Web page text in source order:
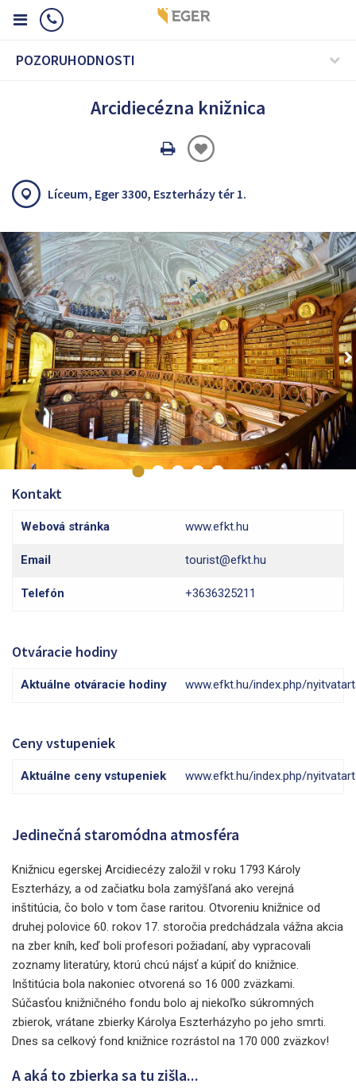
POZORUHODNOSTI
Arcidiecézna knižnica
Oldal
Líceum, Eger 3300, Eszterházy tér 1.
Kontakt
Webová stránka www.efkt.hu
Email tourist@efkt.hu
Telefón +3636325211
Otváracie hodiny
Aktuálne otváracie hodiny www.efkt.hu/index.php/
Ceny vstupeniek
Aktuálne ceny vstupeniek www.efkt.hu/index.php/
Jedinečná staromódna atmosféra
Knižnicu egerskej Arcidiecézy založil v roku 1793 Károly
Eszterházy, a od začiatku bola zamýšľaná ako verejná
inštitúcia, čo bolo v tom čase raritou. Otvoreniu knižnice od
druhej polovice 60. rokov 17. storočia predchádzala vážna akcia
na zber kníh, keď boli profesori požiadaní, aby vypracovali
zoznamy literatúry, ktorú chcú nájsť a kúpiť do knižnice.
Inštitúcia bola nakoniec otvorená so 16 000 zväzkami.
Súčasťou knižničného fondu bolo aj niekoľko súkromných
zbierok, vrátane zbierky Károlya Eszterházyho po jeho smrti.
Dnes sa celkový fond knižnice rozrástol na 170 000 zväzkov!
A aká to zbierka sa tu zišla...